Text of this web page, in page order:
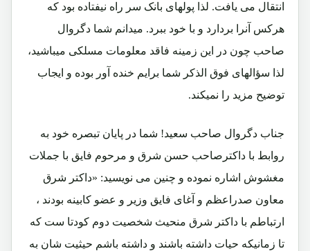
انتقال می یافت. لذا پولهای بانک سر راه نیفتاده بود که
هرکس آنرا بردارد و با خود ببرد. میدانم شما دگروال
صاحب چون در این زمینه فاقد معلومات مسلکی میباشید،
لذا سؤالهای فوق الذکر شما برایم خنده آور بوده و ایجاب
توضیح مزید را نمیکند.
جناب دگروال صاحب سعید! شما در پایان تبصره خود به
روابط با داکترصاحب حسن شرق و مرحوم فایق با جملات
مغشوش اشاره نموده و چنین می نویسید: «داکتر شرق
معاون صدراعظم و آغای فایق وزیر و عضو کابینه بودند ،
ارتباطم با داکتر شرق منحیث شخصیت دوم کودتا ست که
تا زمانیکه حیات داشته باشند و داشته باشم حیثیت شان به